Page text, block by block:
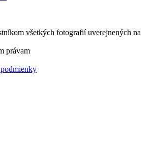
všetkých fotografií uverejnených na
právam